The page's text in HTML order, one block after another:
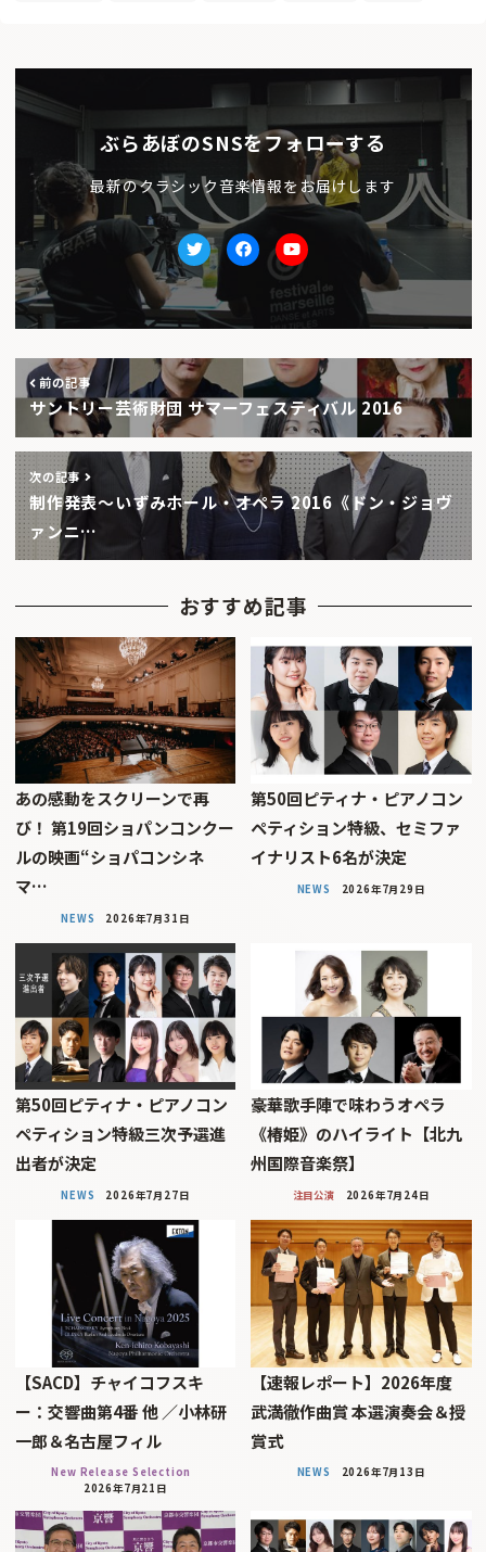
ぶらあぼのSNSをフォローする
最新のクラシック音楽情報をお届けします
TwitterfacebookYoutube
前の記事
サントリー芸術財団 サマーフェスティバル 2016
次の記事
制作発表〜いずみホール・オペラ 2016《ドン・ジョヴ
ァンニ…
おすすめ記事
あの感動をスクリーンで再
び！ 第19回ショパンコンクー
ルの映画“ショパコンシネ
マ…
NEWS 2026年7月31日
第50回ピティナ・ピアノコン
ペティション特級、セミファ
イナリスト6名が決定
NEWS 2026年7月29日
第50回ピティナ・ピアノコン
ペティション特級三次予選進
出者が決定
NEWS 2026年7月27日
豪華歌手陣で味わうオペラ
《椿姫》のハイライト【北九
州国際音楽祭】
注目公演 2026年7月24日
【SACD】チャイコフスキ
ー：交響曲第4番 他 ／小林研
一郎＆名古屋フィル
New Release Selection
2026年7月21日
【速報レポート】2026年度
武満徹作曲賞 本選演奏会＆授
賞式
NEWS 2026年7月13日